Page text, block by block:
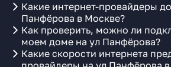
Какие интернет-провайдеры
Панфёрова в Москве?
Как проверить, можно ли
моем доме на ул Панфёрова?
Какие скорости интернета